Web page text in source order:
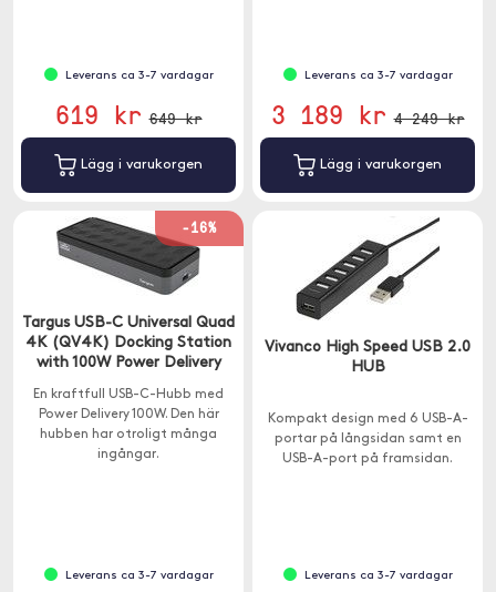
Leverans ca 3-7 vardagar
619 kr 649 kr
Lägg i varukorgen
Leverans ca 3-7 vardagar
3 189 kr 4 249 kr
Lägg i varukorgen
-16%
Targus USB-C Universal Quad
4K (QV4K) Docking Station
with 100W Power Delivery
En kraftfull USB-C-Hubb med
Power Delivery 100W. Den här
hubben har otroligt många
ingångar.
Leverans ca 3-7 vardagar
Vivanco High Speed USB 2.0
HUB
Kompakt design med 6 USB-A-
portar på långsidan samt en
USB-A-port på framsidan.
Leverans ca 3-7 vardagar